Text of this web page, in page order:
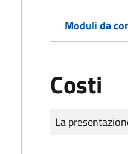
Moduli da
Costi
Tipo di
Importo
La